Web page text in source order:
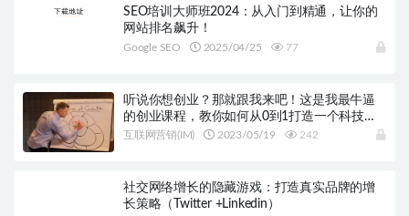
SEO培训大师班2024：从入门到精通，让你的
网站排名飙升！
Google SEO 2025/04/25 77
听说你想创业？那就跟我来吧！这是我最牛逼
的创业课程，教你如何从0到1打造一个科技公
司！
互联网营销(IM) 2023/05/19 242
社交网络增长的隐藏游戏：打造真实品牌的增
长策略（Twitter +Linkedin）